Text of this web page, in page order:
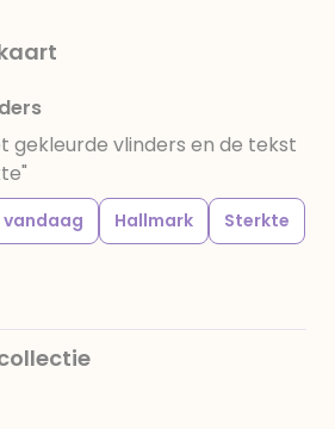
gekleurde vlinders en de tekst
vandaag Hallmark
Sterkte